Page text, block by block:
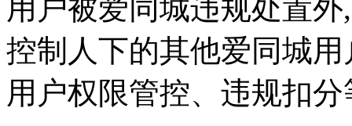
用户被爱同城违规处置
控制人下的其他爱同城
用户权限管控、违规扣